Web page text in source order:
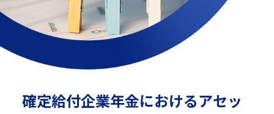
確定給付企業年金におけるアセッ